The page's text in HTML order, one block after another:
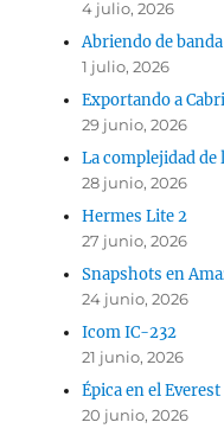
4 julio, 2026
Abriendo de
1 julio, 2026
Exportando a
29 junio, 2026
La complejidad de
28 junio, 2026
Hermes Lite 2
27 junio, 2026
Snapshots en
24 junio, 2026
Icom IC-232
21 junio, 2026
Épica en el Everest
20 junio, 2026